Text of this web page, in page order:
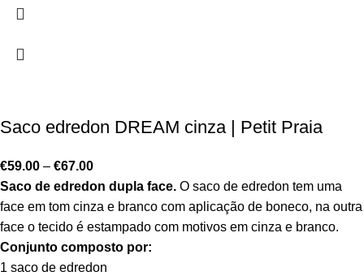
Saco edredon DREAM cinza | Petit Praia
€59.00 – €67.00
Saco de edredon dupla face. O saco de edredon tem uma
face em tom cinza e branco com aplicação de boneco, na outra
face o tecido é estampado com motivos em cinza e branco.
Conjunto composto por:
1 saco de edredon